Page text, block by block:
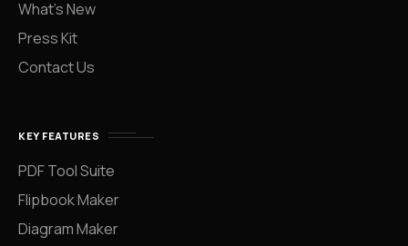
What’s New
Press Kit
Contact Us
KEY FEATURES
PDF Tool Suite
Flipbook Maker
Diagram Maker